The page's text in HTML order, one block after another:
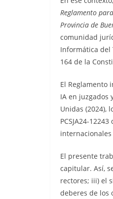
Reglamento
Provincia de
comunidad
Informática del
164 de la
El Reglamento
IA en juzgados
Unidas (2024),
PCSJA24-
El presente
capitular. Así,
rectores; iii) el
deberes de los